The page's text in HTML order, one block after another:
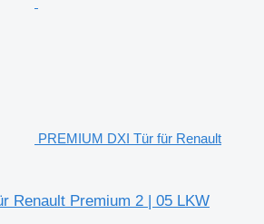
PREMIUM DXI Tür für Renault
Renault Premium 2 | 05 LKW